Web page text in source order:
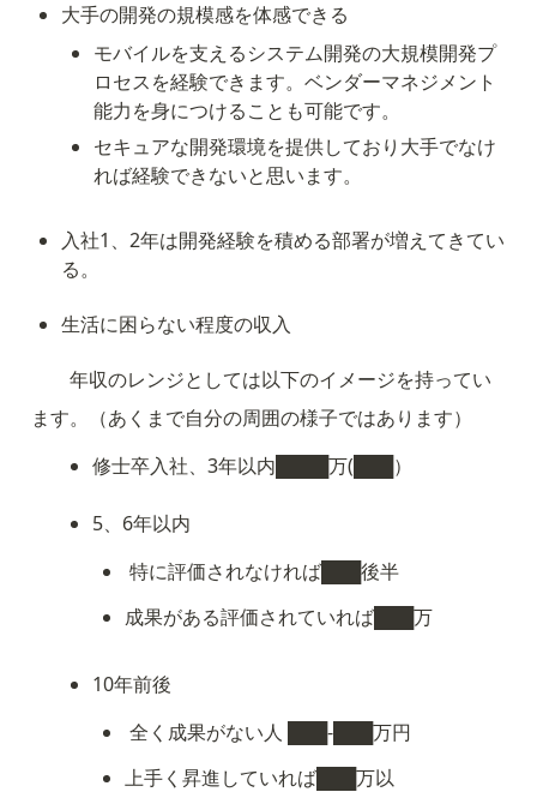
大手の開発の規模感を体感できる
モバイルを支えるシステム開発の大規模開発プ
ロセスを経験できます。ベンダーマネジメント
能力を身につけることも可能です。
セキュアな開発環境を提供しており大手でなけ
れば経験できないと思います。
入社1、2年は開発経験を積める部署が増えてきてい
る。
生活に困らない程度の収入
年収のレンジとしては以下のイメージを持ってい
ます。（あくまで自分の周囲の様子ではあります）
修士卒入社、3年以内████万(███）
5、6年以内
特に評価されなければ███後半
成果がある評価されていれば███万
10年前後
全く成果がない人 ███-███万円
上手く昇進していれば███万以